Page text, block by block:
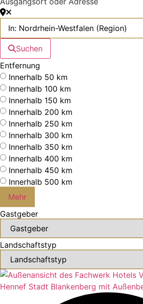
Suchen
Entfernung
Innerhalb 50 km
Innerhalb 100 km
Innerhalb 150 km
Innerhalb 200 km
Innerhalb 250 km
Innerhalb 300 km
Innerhalb 350 km
Innerhalb 400 km
Innerhalb 450 km
Innerhalb 500 km
Mehr
Gastgeber
Landschaftstyp